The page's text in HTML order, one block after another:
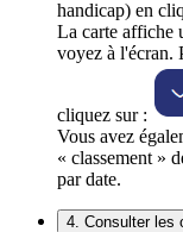
handicap) en
La carte affiche
voyez à l'écran.
cliquez sur :
Vous avez
« classement »
par date.
4. Consulter les